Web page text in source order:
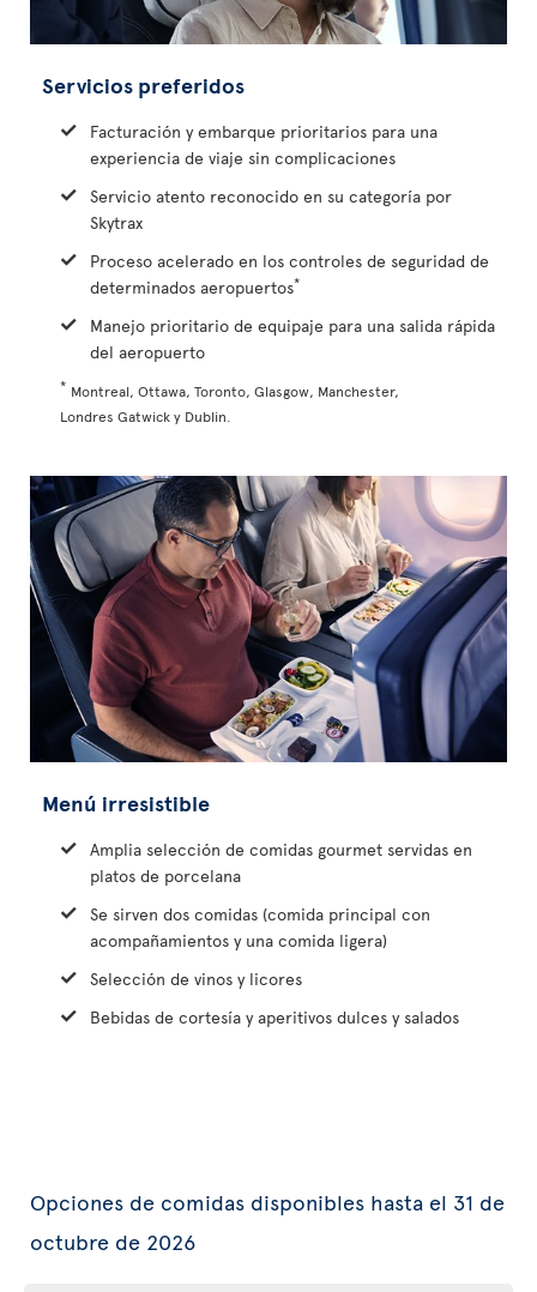
Servicios preferidos
Facturación y embarque prioritarios para una
experiencia de viaje sin complicaciones
Servicio atento reconocido en su categoría por
Skytrax
Proceso acelerado en los controles de seguridad de
determinados aeropuertos*
Manejo prioritario de equipaje para una salida rápida
del aeropuerto
* Montreal, Ottawa, Toronto, Glasgow, Manchester,
Londres Gatwick y Dublin.
Menú irresistible
Amplia selección de comidas gourmet servidas en
platos de porcelana
Se sirven dos comidas (comida principal con
acompañamientos y una comida ligera)
Selección de vinos y licores
Bebidas de cortesía y aperitivos dulces y salados
Opciones de comidas disponibles hasta el 31 de
octubre de 2026